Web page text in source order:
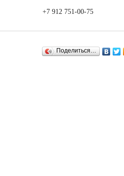
+7 912 751-00-75
Поделиться…